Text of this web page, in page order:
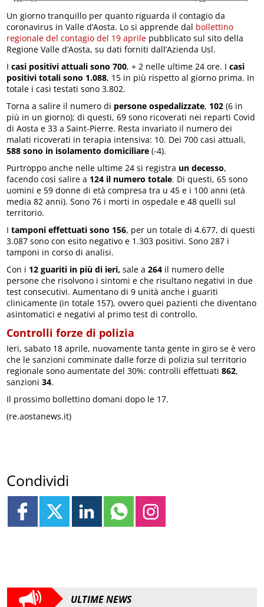
Un giorno tranquillo per quanto riguarda il contagio da
coronavirus in Valle d’Aosta. Lo si apprende dal bollettino
regionale del contagio del 19 aprile pubblicato sul sito della
Regione Valle d’Aosta, su dati forniti dall’Azienda Usl.
I casi positivi attuali sono 700, + 2 nelle ultime 24 ore. Icasi
positivi totali sono 1.088, 15 in più rispetto al giorno prima. In
totale i casi testati sono 3.802.
Torna a salire il numero di persone ospedalizzate, 102 (6 in
più in un giorno); di questi, 69 sono ricoverati nei reparti Covid
di Aosta e 33 a Saint-Pierre. Resta invariato il numero dei
malati ricoverati in terapia intensiva: 10. Dei 700 casi attuali,
588 sono in isolamento domiciliare (-4).
Purtroppo anche nelle ultime 24 si registra un decesso,
facendo così salire a 124 il numero totale. Di questi, 65 sono
uomini e 59 donne di età compresa tra u 45 e i 100 anni (età
media 82 anni). Sono 76 i morti in ospedale e 48 quelli sul
territorio.
Itamponi effettuati sono 156, per un totale di 4.677, di questi
3.087 sono con esito negativo e 1.303 positivi. Sono 287 i
tamponi in corso di analisi.
Con i 12 guariti in più di ieri, sale a264 il numero delle
persone che risolvono i sintomi e che risultano negativi in due
test consecutivi. Aumentano di 9 unità anche i guariti
clinicamente (in totale 157), ovvero quei pazienti che diventano
asintomatici e negativi al primo test di controllo.
Controlli forze di polizia
Ieri, sabato 18 aprile, nuovamente tanta gente in giro se è vero
che le sanzioni comminate dalle forze di polizia sul territorio
regionale sono aumentate del 30%: controlli effettuati862,
sanzioni34.
Il prossimo bollettino domani dopo le 17.
(re.aostanews.it)
Condividi
ULTIME NEWS